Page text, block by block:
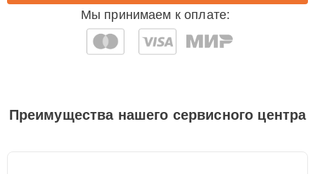
Мы принимаем к оплате:
Преимущества нашего сервисного центра